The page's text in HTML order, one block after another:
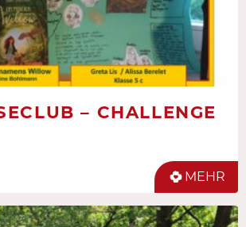
– CHALLENGE
MEHR